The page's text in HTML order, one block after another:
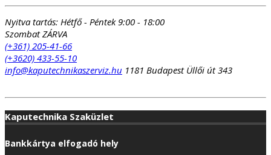
Nyitva tartás: Hétfő - Péntek 9:00 - 18:00
Szombat ZÁRVA
(+361) 205-41-66
(+3620) 433-55-10
info@kaputechnikaszerviz.hu 1181 Budapest Üllői út 343
Kaputechnika Szaküzlet
Bankkártya elfogadó hely